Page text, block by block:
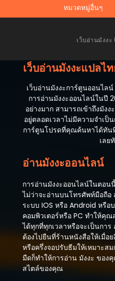
หมวดหมู่อื่นๆ
เว็บอ่านมังง
เว็บอ่านมังงะแปลไ
เว็บอ่านมังงะการ์ตูนออนไ
การอ่านมังงะออนไลน์ในปี
อย่างมาก สามารถเข้าถึงมังง
อยู่ตลอดเวลาไม่มีความจำเป็
การ์ตูนโปรดที่คุณค้นหาได้ทัน
เลย
อ่านมังงะออนไลน์
การอ่านมังงะออนไลน์ในตอน
ไม่ว่าจะอ่านบนโทรศัพท์มือถื
ระบบ IOS หรือ Android หรื
คอมพิวเตอร์หรือ PC ทำให้คุ
ได้ทุกที่ทุกเวลาหรือจะเป็นกา
ต้องไปยืนที่ร้านหนังสือให้เมื่อ
หรือครึ่งจอปรับธีมให้เหมาะ
มืดก็ทำให้การอ่าน มังงะ ของ
สไตล์ของคุณ